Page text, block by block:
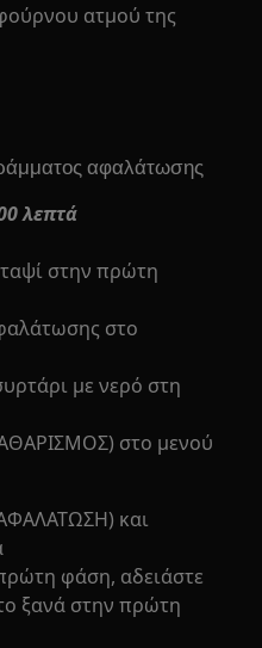
ατμού της
αφαλάτωσης
λεπτά
στην πρώτη
στο
με νερό στη
στο μενού
και
φάση, αδειάστε
ξανά στην πρώτη